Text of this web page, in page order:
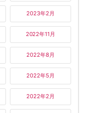
2023年2月
2022年11月
2022年8月
2022年5月
2022年2月